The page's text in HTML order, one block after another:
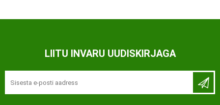
LIITU INVARU UUDISKIRJAGA